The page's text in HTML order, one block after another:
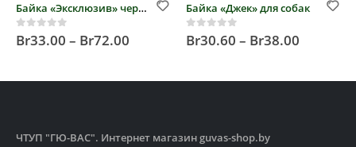
Байка «Эксклюзив» черная для собак
0out of 5
Br33.00 – Br72.00
Байка «Джек» для собак
0out of 5
Br30.60 – Br38.00
ЧТУП "ГЮ-ВАС". Интернет магазин guvas-shop.by